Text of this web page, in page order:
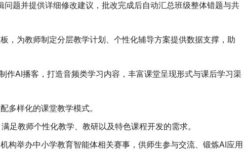
题并提供详细修改建议，批改完成后自动汇总班级整体错题与共
，为教师制定分层教学计划、个性化辅导方案提供数据支撑，助
作AI播客，打造音频类学习内容，丰富课堂呈现形式与课后学习渠
多样化的课堂教学模式。
足教师个性化教学、教研以及特色课程开发的需求。
构举办中小学教育智能体相关赛事，供师生参与交流、锻炼AI应用